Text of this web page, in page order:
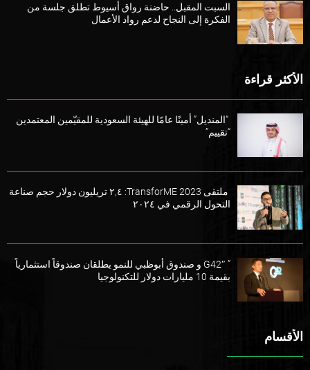
السبت المقبل.. حاضنة رواق أسيوط تطلق جلسة من
الفكرة إلى النجاح لدعم رواد الأعمال
الأكثر قراءة
“المنديل” أمينًا عامًا للهيئة السعودية للمقيّمين المعتمدين
“تقييم”
ملتقى TransforME 2023: ٢,٤ تريليون دولار حجم صناعة
التحول الرقمي في ٢٠٢٤
” G42″ و صندوق أبوظبي للنمو يطلقان صندوقاً استثمارياً
بقيمة 10 مليارات دولار للتكنولوجيا
الأقسام